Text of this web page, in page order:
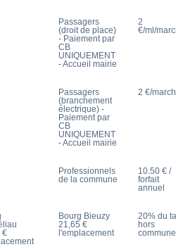
Passagers
(droit de place)
- Paiement par
CB
UNIQUEMENT
- Accueil mairie
2
€/ml/
Passagers
(branchement
électrique) -
Paiement par
CB
UNIQUEMENT
- Accueil mairie
2 €/
Professionnels
de la commune
10.50 € /
forfait
annuel
€
Bourg Bieuzy
21,65 €
l'emplacement
20% du
hors